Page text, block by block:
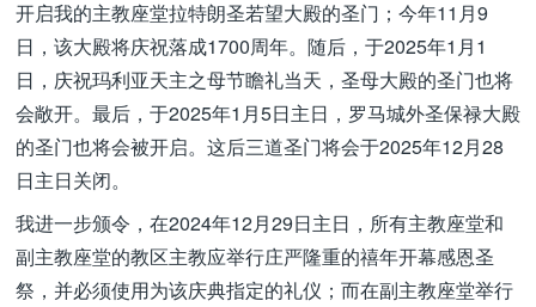
开启我的主教座堂拉特朗圣若望大殿的圣门；今年11月9
日，该大殿将庆祝落成1700周年。随后，于2025年1月1
日，庆祝玛利亚天主之母节瞻礼当天，圣母大殿的圣门也将
会敞开。最后，于2025年1月5日主日，罗马城外圣保禄大殿
的圣门也将会被开启。这后三道圣门将会于2025年12月28
日主日关闭。
我进一步颁令，在2024年12月29日主日，所有主教座堂和
副主教座堂的教区主教应举行庄严隆重的禧年开幕感恩圣
祭，并必须使用为该庆典指定的礼仪；而在副主教座堂举行